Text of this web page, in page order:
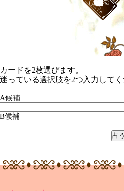
カードを2枚選びます。
迷っている選択肢を2つ入力してく
A候補
B候補